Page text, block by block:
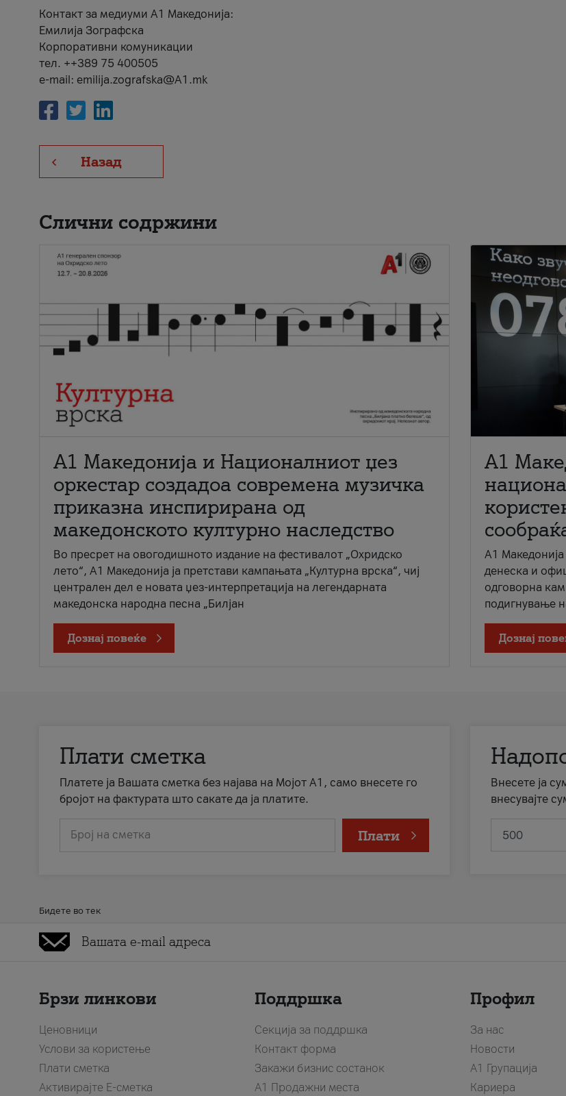
Контакт за медиуми А1 Македонија:
Емилија Зографска
Корпоративни комуникации
тел. ++389 75 400505
e-mail: emilija.zografska@A1.mk
Назад
Слични содржини
А1 Македонија и Националниот џез
оркестар создадоа современа музичка
приказна инспирирана од
македонското културно наследство
Во пресрет на овогодишното издание на фестивалот „Охридско
лето“, А1 Македонија ја претстави кампањата „Културна врска“, чиј
централен дел е новата џез-интерпретација на легендарната
македонска народна песна „Билјан
Дознај повеќе
A1
A1
денеска и
одговорна
подигнување
Дознај
Плати сметка
Платете ја Вашата сметка без најава на Мојот А1, само внесете го
бројот на фактурата што сакате да ја платите.
Број на сметка Плати
Внесете ја
внесувајте
Бидете во тек
Брзи линкови
Ценовници
Услови за користење
Плати сметка
Активирајте Е-сметка
Поддршка
Секција за поддршка
Контакт форма
Закажи бизнис состанок
A1 Продажни места
Профил
За нас
Новости
А1 Групација
Кариера